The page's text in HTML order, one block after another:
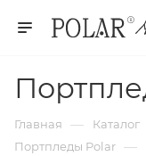
Главная — Каталог
Портпледы Polar —